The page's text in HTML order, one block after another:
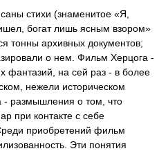
стихи (знаменитое «Я,
богат лишь ясным взором»
тонны архивных документов;
о нем. Фильм Херцога -
фантазий, на сей раз - в более
нежели историческом
размышления о том, что
при контакте с себе
приобретений фильм
Эти понятия